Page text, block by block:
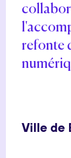
refonte
Ville de